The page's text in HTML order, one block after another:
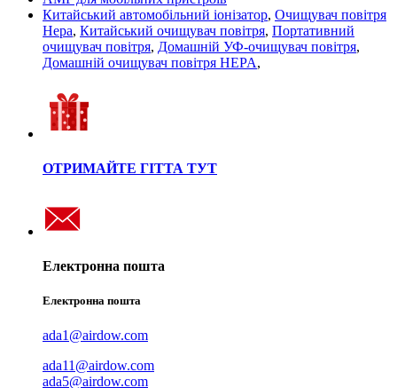
Китайський автомобільний іонізатор, Очищувач повітря
Hepa, Китайський очищувач повітря, Портативний
очищувач повітря, Домашній УФ-очищувач повітря,
Домашній очищувач повітря HEPA,
ОТРИМАЙТЕ ГІТТА ТУТ
Електронна пошта
Електронна пошта
ada1@airdow.com
ada11@airdow.com
ada5@airdow.com